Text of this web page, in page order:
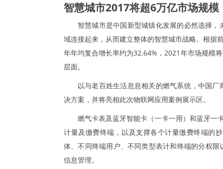
智慧城市2017将超6万亿市场规
智慧城市是中国新型城镇化发展的必然选择
域连接起来，从而建立整体的智慧城市战略。根据
年年均复合增长率约为32.64%，2021年市场规模
层面。
以与老百姓生活息息相关的燃气系统，中国
决方案，并将亮相此次物联网应用案例展示区。
燃气卡表及蓝牙智能卡（一卡一用）和蓝牙一
计量及缴费终端，以及支撑各个计量缴费终端的
体、不同终端用户、不同类型表计和终端的分权
信息管理。